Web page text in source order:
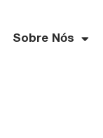
Sobre Nós